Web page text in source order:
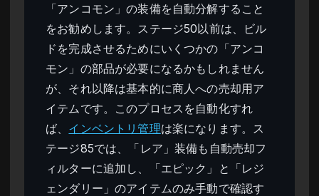
「アンコモン」の装備を自動分解すること
をお勧めします。ステージ50以前は、ビル
ドを完成させるためにいくつかの「アンコ
モン」の部品が必要になるかもしれません
が、それ以降は基本的に商人への売却用ア
イテムです。このプロセスを自動化すれ
ば、 インベントリ管理は楽になります。ス
テージ85では、「レア」装備も自動売却フ
ィルターに追加し、「エピック」と「レジ
ェンダリー」のアイテムのみ手動で確認す